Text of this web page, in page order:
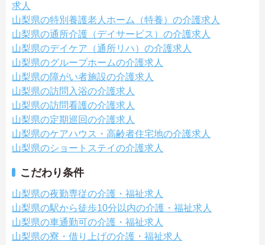
求人
山梨県の特別養護老人ホーム（特養）の介護求人
山梨県の通所介護（デイサービス）の介護求人
山梨県のデイケア（通所リハ）の介護求人
山梨県のグループホームの介護求人
山梨県の障がい者施設の介護求人
山梨県の訪問入浴の介護求人
山梨県の訪問看護の介護求人
山梨県の定期巡回の介護求人
山梨県のケアハウス・高齢者住宅地の介護求人
山梨県のショートステイの介護求人
こだわり条件
山梨県の夜勤専従の介護・福祉求人
山梨県の駅から徒歩10分以内の介護・福祉求人
山梨県の車通勤可の介護・福祉求人
山梨県の寮・借り上げの介護・福祉求人